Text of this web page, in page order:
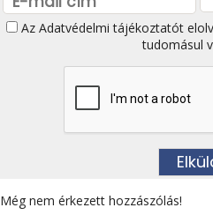
Az Adatvédelmi tájékoztatót
tudomásul
Még nem érkezett hozzászólás!